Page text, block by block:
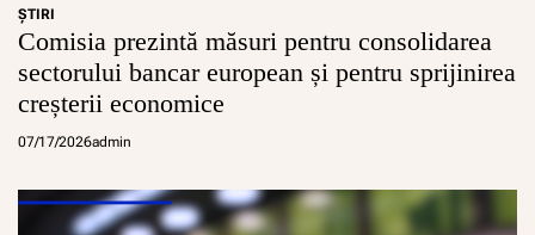
ŞTIRI
Comisia prezintă măsuri pentru consolidarea
sectorului bancar european și pentru sprijinirea
creșterii economice
07/17/2026admin